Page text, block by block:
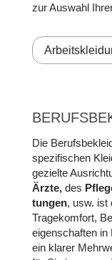
zur Aus­wahl
Die
spezifi­schen
gezielte
Ärzte, des
tun­gen, usw. ist
Trage­komfort,
eigenschaften in
ein klarer